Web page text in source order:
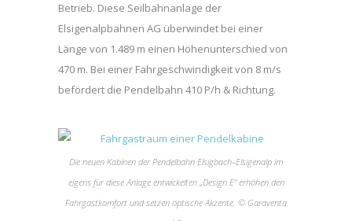
Betrieb. Diese Seilbahnanlage der
Elsigenalpbahnen AG überwindet bei einer
Länge von 1.489 m einen Höhenunterschied von
470 m. Bei einer Fahrgeschwindigkeit von 8 m/s
befördert die Pendelbahn 410 P/h & Richtung.
Die neuen Kabinen der Pendelbahn Elsigbach–Elsigenalp im
eigens für diese Anlage entwickelten „Design E“ erhöhen den
Fahrgastkomfort und setzen optische Akzente. © Garaventa